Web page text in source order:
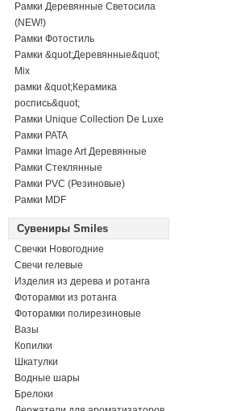
Рамки Деревянные Светосила
(NEW!)
Рамки Фотостиль
Рамки &quot;Деревянные&quot;
Mix
рамки &quot;Керамика
роспись&quot;
Рамки Unique Collection De Luxe
Рамки PATA
Рамки Image Art Деревянные
Рамки Стеклянные
Рамки PVC (Резиновые)
Рамки MDF
Сувениры Smiles
Свечки Новогодние
Свечи гелевые
Изделия из дерева и ротанга
Фоторамки из ротанга
Фоторамки полирезиновые
Вазы
Копилки
Шкатулки
Водные шары
Брелоки